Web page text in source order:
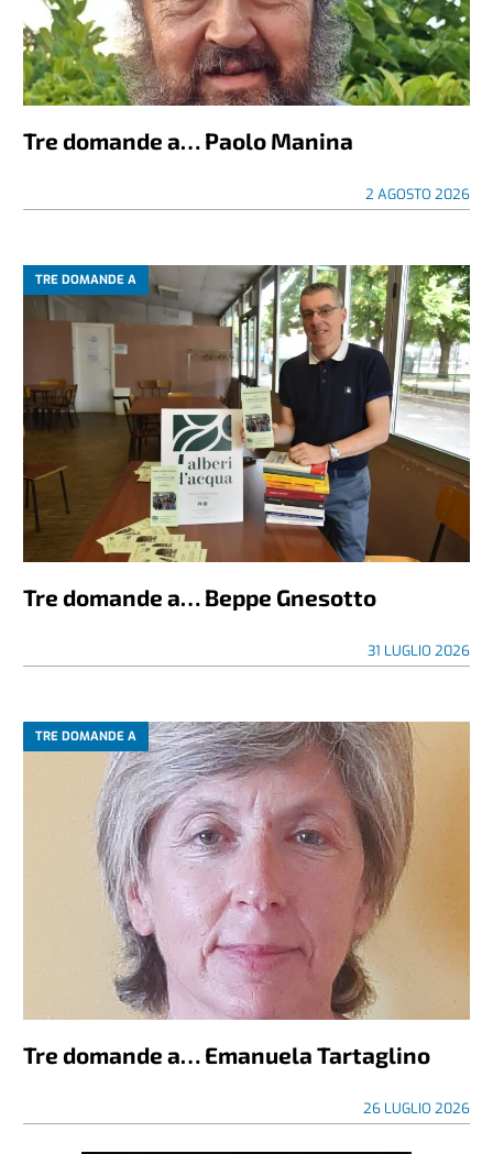
Tre domande a… Paolo Manina
2 AGOSTO 2026
TRE DOMANDE A
Tre domande a… Beppe Gnesotto
31 LUGLIO 2026
TRE DOMANDE A
Tre domande a… Emanuela Tartaglino
26 LUGLIO 2026